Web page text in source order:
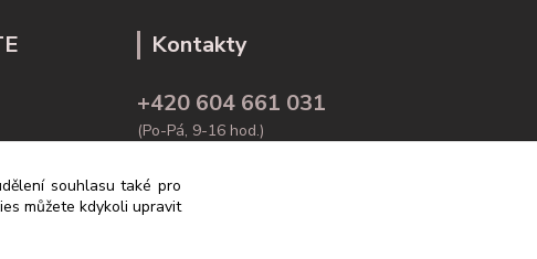
Kontakty
+420 604 661 031
(Po-Pá, 9-16 hod.)
info@rodex.cz
souhlasu také pro
můžete kdykoli upravit